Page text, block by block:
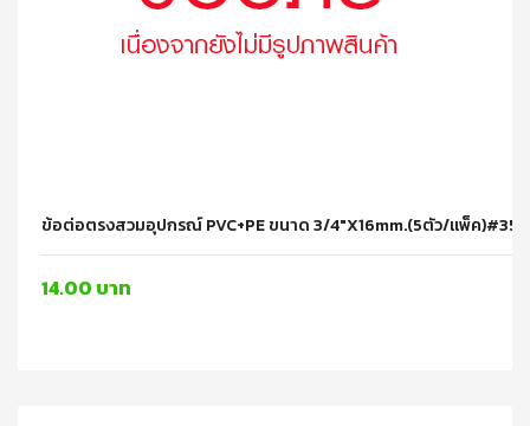
ข้อต่อตรงสวมอุปกรณ์ PVC+PE ขนาด 3/4"x16mm.(5ตัว/แพ็ค
14.00 บาท